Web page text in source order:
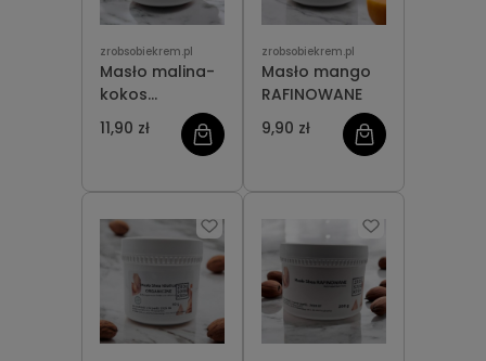
zrobsobiekrem.pl
Masło malina-
kokos
NATURALNE
11,90 zł
zrobsobiekrem.pl
Masło mango
RAFINOWANE
9,90 zł